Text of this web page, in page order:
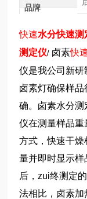
品牌
快速水分快速测
测定仪/ 卤素快
仪是我公司新
卤素灯确保样
确。卤素水分
仪在测量样品
方式，快速干燥
量并即时显示
后，zui终测定
法相比，卤素